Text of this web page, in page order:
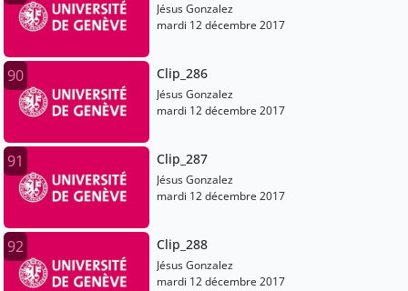
Jésus Gonzalez
mardi 12 décembre 2017
90 Clip_286
Jésus Gonzalez
mardi 12 décembre 2017
91 Clip_287
Jésus Gonzalez
mardi 12 décembre 2017
92 Clip_288
Jésus Gonzalez
mardi 12 décembre 2017